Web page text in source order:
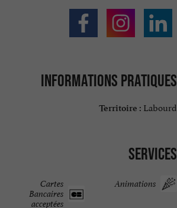
Informations pratiques
Territoire : Labourd
Services
Animations
Cartes
Bancaires
acceptées